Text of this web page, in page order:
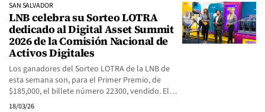
SAN SALVADOR
LNB celebra su Sorteo LOTRA
dedicado al Digital Asset Summit
2026 de la Comisión Nacional de
Activos Digitales
Los ganadores del Sorteo LOTRA de la LNB de
esta semana son, para el Primer Premio, de
$185,000, el billete número 22300, vendido. El…
18/03/26